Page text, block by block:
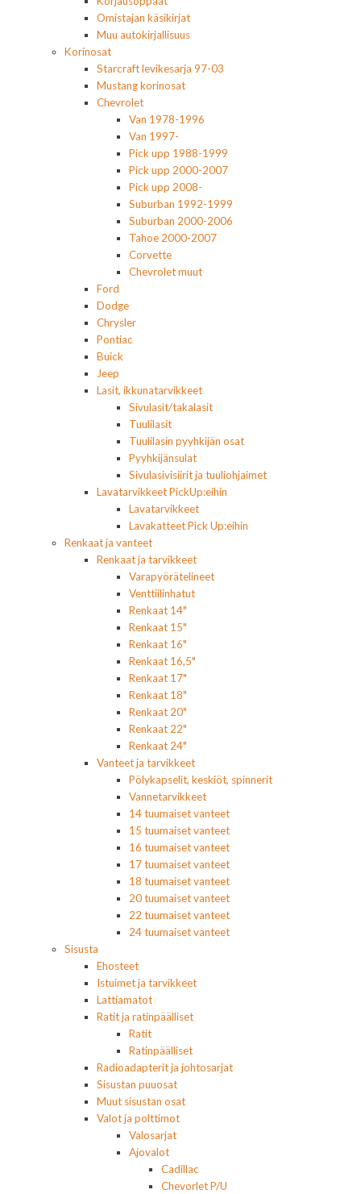
Omistajan käsikirjat
Muu autokirjallisuus
Korinosat
Starcraft levikesarja 97-03
Mustang korinosat
Chevrolet
Van 1978-1996
Van 1997-
Pick upp 1988-1999
Pick upp 2000-2007
Pick upp 2008-
Suburban 1992-1999
Suburban 2000-2006
Tahoe 2000-2007
Corvette
Chevrolet muut
Ford
Dodge
Chrysler
Pontiac
Buick
Jeep
Lasit, ikkunatarvikkeet
Sivulasit/takalasit
Tuulilasit
Tuulilasin pyyhkijän osat
Pyyhkijänsulat
Sivulasivisiirit ja tuuliohjaimet
Lavatarvikkeet PickUp:eihin
Lavatarvikkeet
Lavakatteet Pick Up:eihin
Renkaat ja vanteet
Renkaat ja tarvikkeet
Varapyörätelineet
Venttiilinhatut
Renkaat 14"
Renkaat 15"
Renkaat 16"
Renkaat 16,5"
Renkaat 17"
Renkaat 18"
Renkaat 20"
Renkaat 22"
Renkaat 24"
Vanteet ja tarvikkeet
Pölykapselit, keskiöt, spinnerit
Vannetarvikkeet
14 tuumaiset vanteet
15 tuumaiset vanteet
16 tuumaiset vanteet
17 tuumaiset vanteet
18 tuumaiset vanteet
20 tuumaiset vanteet
22 tuumaiset vanteet
24 tuumaiset vanteet
Sisusta
Ehosteet
Istuimet ja tarvikkeet
Lattiamatot
Ratit ja ratinpäälliset
Ratit
Ratinpäälliset
Radioadapterit ja johtosarjat
Sisustan puuosat
Muut sisustan osat
Valot ja polttimot
Valosarjat
Ajovalot
Cadillac
Chevorlet P/U